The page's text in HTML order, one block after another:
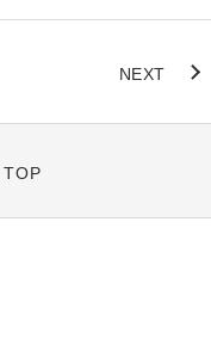
NEXT
TOP